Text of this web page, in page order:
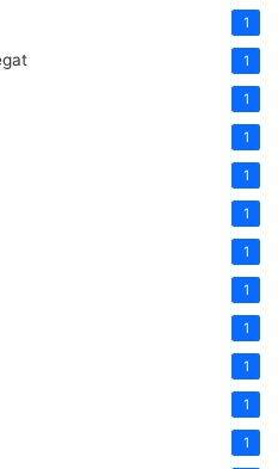
1
1
1
1
1
1
1
1
1
1
1
1